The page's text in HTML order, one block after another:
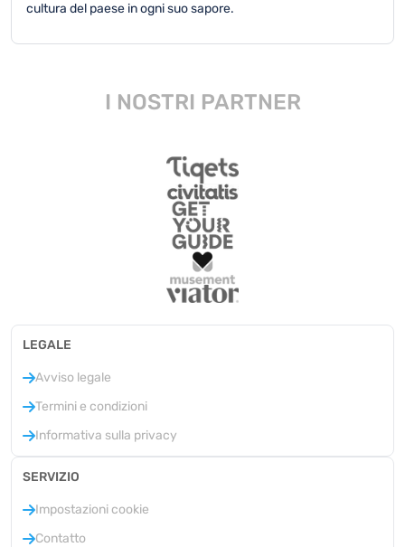
cultura del paese in ogni suo sapore.
I NOSTRI PARTNER
LEGALE
Avviso legale
Termini e condizioni
Informativa sulla privacy
SERVIZIO
Impostazioni cookie
Contatto